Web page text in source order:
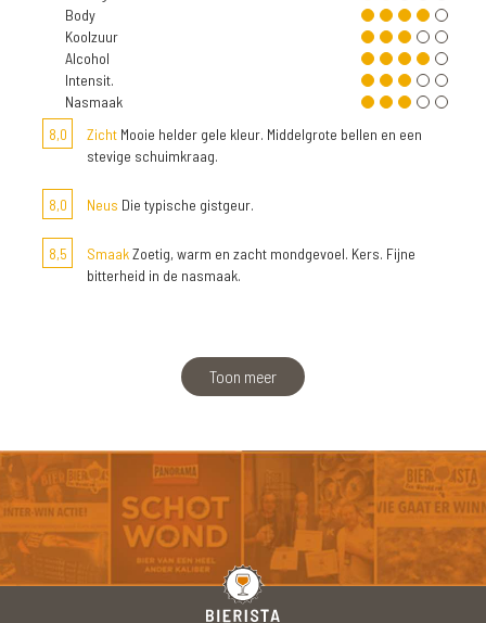
Body
Koolzuur
Alcohol
Intensit.
Nasmaak
8,0
Zicht Mooie helder gele kleur. Middelgrote bellen en een
stevige schuimkraag.
8,0 Neus Die typische gistgeur.
8,5 SmaakZoetig, warm en zacht mondgevoel. Kers. Fijne
bitterheid in de nasmaak.
Toon meer